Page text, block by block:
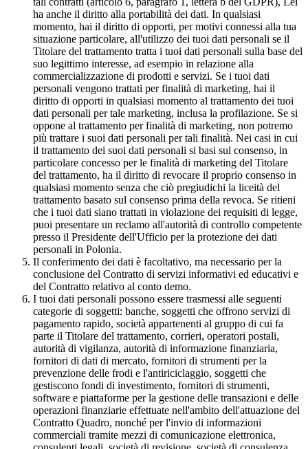
ha anche il diritto alla portabilità dei dati. In qualsiasi
momento, hai il diritto di opporti, per motivi connessi alla tua
situazione particolare, all'utilizzo dei tuoi dati personali se il
Titolare del trattamento tratta i tuoi dati personali sulla base del
suo legittimo interesse, ad esempio in relazione alla
commercializzazione di prodotti e servizi. Se i tuoi dati
personali vengono trattati per finalità di marketing, hai il
diritto di opporti in qualsiasi momento al trattamento dei tuoi
dati personali per tale marketing, inclusa la profilazione. Se si
oppone al trattamento per finalità di marketing, non potremo
più trattare i suoi dati personali per tali finalità. Nei casi in cui
il trattamento dei suoi dati personali si basi sul consenso, in
particolare concesso per le finalità di marketing del Titolare
del trattamento, ha il diritto di revocare il proprio consenso in
qualsiasi momento senza che ciò pregiudichi la liceità del
trattamento basato sul consenso prima della revoca. Se ritieni
che i tuoi dati siano trattati in violazione dei requisiti di legge,
puoi presentare un reclamo all'autorità di controllo competente
presso il Presidente dell'Ufficio per la protezione dei dati
personali in Polonia.
Il conferimento dei dati è facoltativo, ma necessario per la
conclusione del Contratto di servizi informativi ed educativi e
del Contratto relativo al conto demo.
I tuoi dati personali possono essere trasmessi alle seguenti
categorie di soggetti: banche, soggetti che offrono servizi di
pagamento rapido, società appartenenti al gruppo di cui fa
parte il Titolare del trattamento, corrieri, operatori postali,
autorità di vigilanza, autorità di informazione finanziaria,
fornitori di dati di mercato, fornitori di strumenti per la
prevenzione delle frodi e l'antiriciclaggio, soggetti che
gestiscono fondi di investimento, fornitori di strumenti,
software e piattaforme per la gestione delle transazioni e delle
operazioni finanziarie effettuate nell'ambito dell'attuazione del
Contratto Quadro, nonché per l'invio di informazioni
commerciali tramite mezzi di comunicazione elettronica,